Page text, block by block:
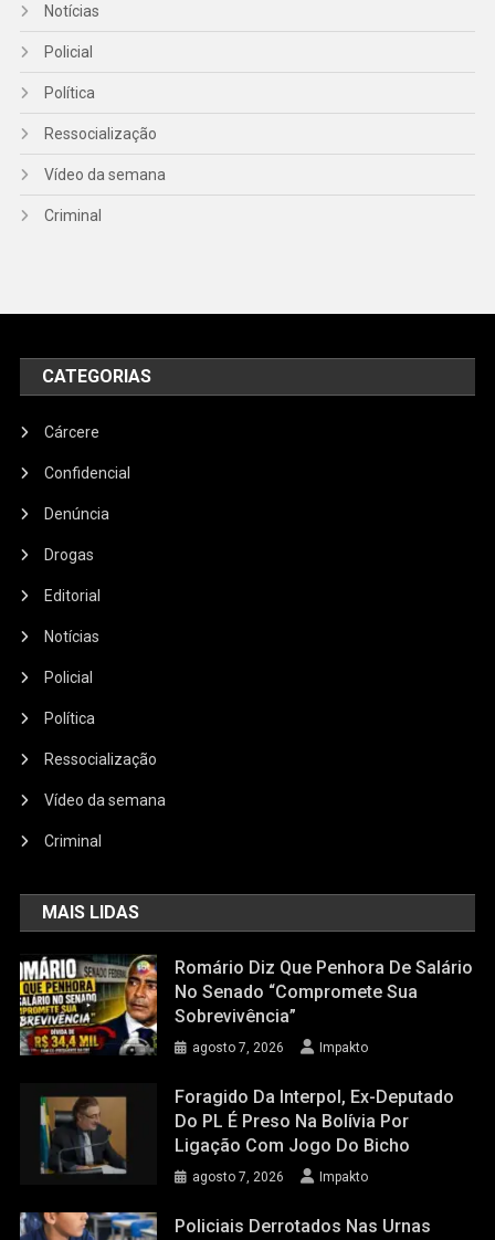
Notícias
Policial
Política
Ressocialização
Vídeo da semana
Criminal
CATEGORIAS
Cárcere
Confidencial
Denúncia
Drogas
Editorial
Notícias
Policial
Política
Ressocialização
Vídeo da semana
Criminal
MAIS LIDAS
Romário Diz Que Penhora De Salário
No Senado “compromete Sua
Sobrevivência”
agosto 7, 2026 Impakto
Foragido Da Interpol, Ex-Deputado
Do PL É Preso Na Bolívia Por
Ligação Com Jogo Do Bicho
agosto 7, 2026 Impakto
Policiais Derrotados Nas Urnas